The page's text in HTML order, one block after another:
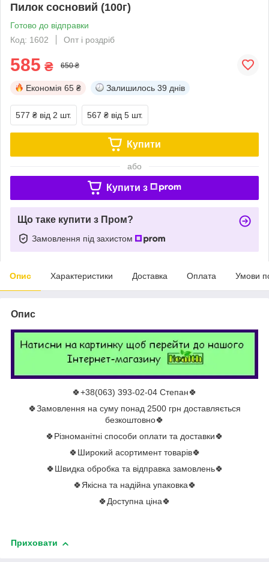
Пилок сосновий (100г)
Готово до відправки
Код: 1602
Опт і роздріб
585 ₴ 650 ₴
Економія 65 ₴ Залишилось 39 днів
577 ₴ від 2 шт. 567 ₴ від 5 шт.
Купити
або
Купити з
Що таке купити з Пром?
Замовлення під захистом
Опис Характеристики Доставка Оплата Умови
Опис
🍀+38(063) 393-02-04 Степан🍀
🍀Замовлення на суму понад 2500 грн доставляється
безкоштовно🍀
🍀Різноманітні способи оплати та доставки🍀
🍀Широкий асортимент товарів🍀
🍀Швидка обробка та відправка замовлень🍀
🍀Якісна та надійна упаковка🍀
🍀Доступна ціна🍀
Приховати